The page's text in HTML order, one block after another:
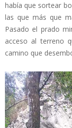
había que sortear
las que más que
Pasado el prado
acceso al terreno
camino que